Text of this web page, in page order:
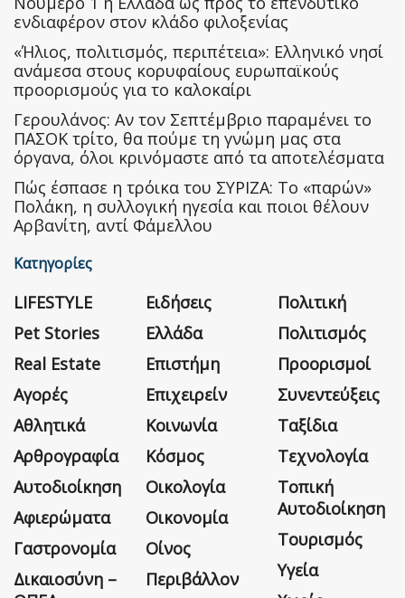
ενδιαφέρον στον κλάδο φιλοξενίας
«Ήλιος, πολιτισμός, περιπέτεια»: Ελληνικό νησί
ανάμεσα στους κορυφαίους ευρωπαϊκούς
προορισμούς για το καλοκαίρι
Γερουλάνος: Αν τον Σεπτέμβριο παραμένει το
ΠΑΣΟΚ τρίτο, θα πούμε τη γνώμη μας στα
όργανα, όλοι κρινόμαστε από τα αποτελέσματα
Πώς έσπασε η τρόικα του ΣΥΡΙΖΑ: Το «παρών»
Πολάκη, η συλλογική ηγεσία και ποιοι θέλουν
Αρβανίτη, αντί Φάμελλου
Κατηγορίες
LIFESTYLE
Pet Stories
Real Estate
Αγορές
Αθλητικά
Αρθρογραφία
Αυτοδιοίκηση
Αφιερώματα
Γαστρονομία
Δικαιοσύνη –
Ειδήσεις
Ελλάδα
Επιστήμη
Επιχειρείν
Κοινωνία
Κόσμος
Οικολογία
Οικονομία
Οίνος
Περιβάλλον
Πολιτική
Πολιτισμός
Προορισμοί
Συνεντεύξεις
Ταξίδια
Τεχνολογία
Τοπική
Αυτοδιοίκηση
Τουρισμός
Υγεία